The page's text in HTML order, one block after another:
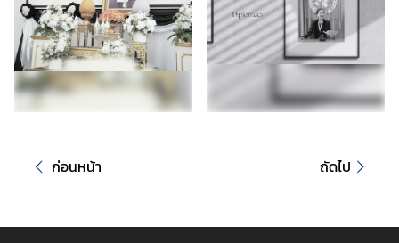
ข้
อ
มู
ล
เ
พื่
อ
จ
ก่อนหน้า ถัดไป